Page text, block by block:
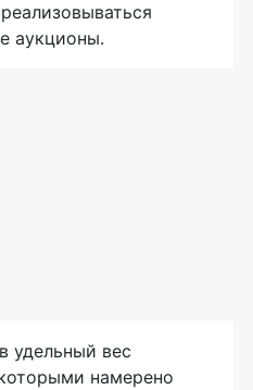
аукционы.
удельный вес
намерено